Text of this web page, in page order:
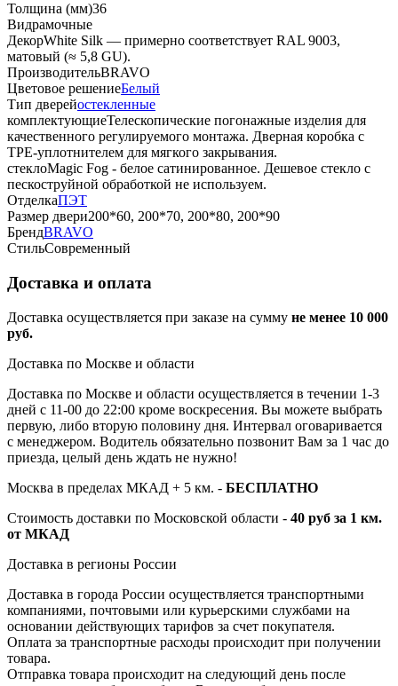
Толщина (мм)36
Видрамочные
ДекорWhite Silk — примерно соответствует RAL 9003,
матовый (≈ 5,8 GU).
ПроизводительBRAVO
Цветовое решениеБелый
Тип дверейостекленные
комплектующиеТелескопические погонажные изделия для
качественного регулируемого монтажа. Дверная коробка с
TPE-уплотнителем для мягкого закрывания.
стеклоMagic Fog - белое сатинированное. Дешевое стекло с
пескоструйной обработкой не используем.
ОтделкаПЭТ
Размер двери200*60, 200*70, 200*80, 200*90
БрендBRAVO
СтильСовременный
Доставка и оплата
Доставка осуществляется при заказе на сумму не менее 10 000
руб.
Доставка по Москве и области
Доставка по Москве и области осуществляется в течении 1-3
дней с 11-00 до 22:00 кроме воскресения. Вы можете выбрать
первую, либо вторую половину дня. Интервал оговаривается
с менеджером. Водитель обязательно позвонит Вам за 1 час до
приезда, целый день ждать не нужно!
Москва в пределах МКАД + 5 км. - БЕСПЛАТНО
Стоимость доставки по Московской области - 40 руб за 1 км.
от МКАД
Доставка в регионы России
Доставка в города России осуществляется транспортными
компаниями, почтовыми или курьерскими службами на
основании действующих тарифов за счет покупателя.
Оплата за транспортные расходы происходит при получении
товара.
Отправка товара происходит на следующий день после